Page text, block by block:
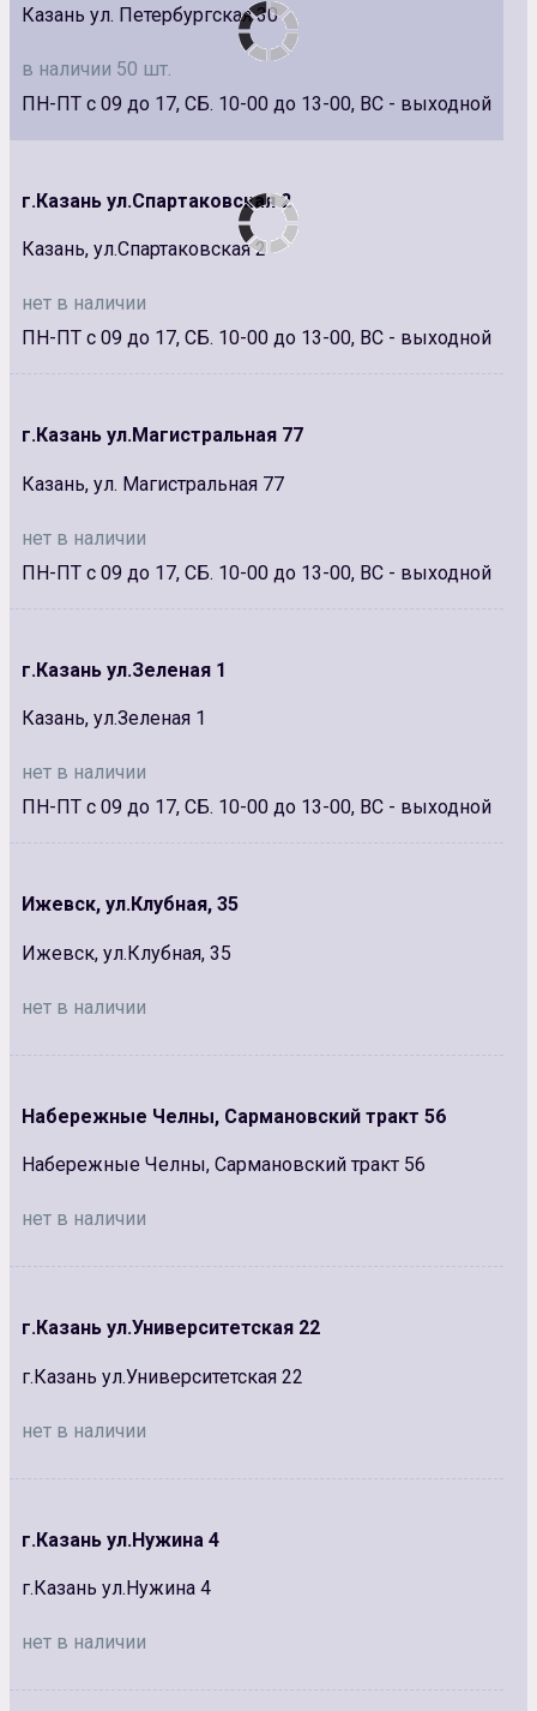
Казань ул. Петербургская 30
в наличии 50 шт.
ПН-ПТ с 09 до 17, СБ. 10-00 до 13-00, ВС - выходной
г.Казань ул.Спартаковская 2
Казань, ул.Спартаковская 2
нет в наличии
ПН-ПТ с 09 до 17, СБ. 10-00 до 13-00, ВС - выходной
г.Казань ул.Магистральная 77
Казань, ул. Магистральная 77
нет в наличии
ПН-ПТ с 09 до 17, СБ. 10-00 до 13-00, ВС - выходной
г.Казань ул.Зеленая 1
Казань, ул.Зеленая 1
нет в наличии
ПН-ПТ с 09 до 17, СБ. 10-00 до 13-00, ВС - выходной
Ижевск, ул.Клубная, 35
Ижевск, ул.Клубная, 35
нет в наличии
Набережные Челны, Сармановский тракт 56
Набережные Челны, Сармановский тракт 56
нет в наличии
г.Казань ул.Университетская 22
г.Казань ул.Университетская 22
нет в наличии
г.Казань ул.Нужина 4
г.Казань ул.Нужина 4
нет в наличии